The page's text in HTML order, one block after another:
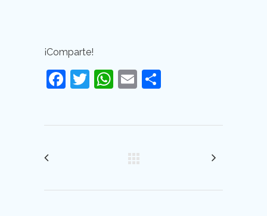
¡Comparte!
Facebook
Twitter
WhatsApp
Email